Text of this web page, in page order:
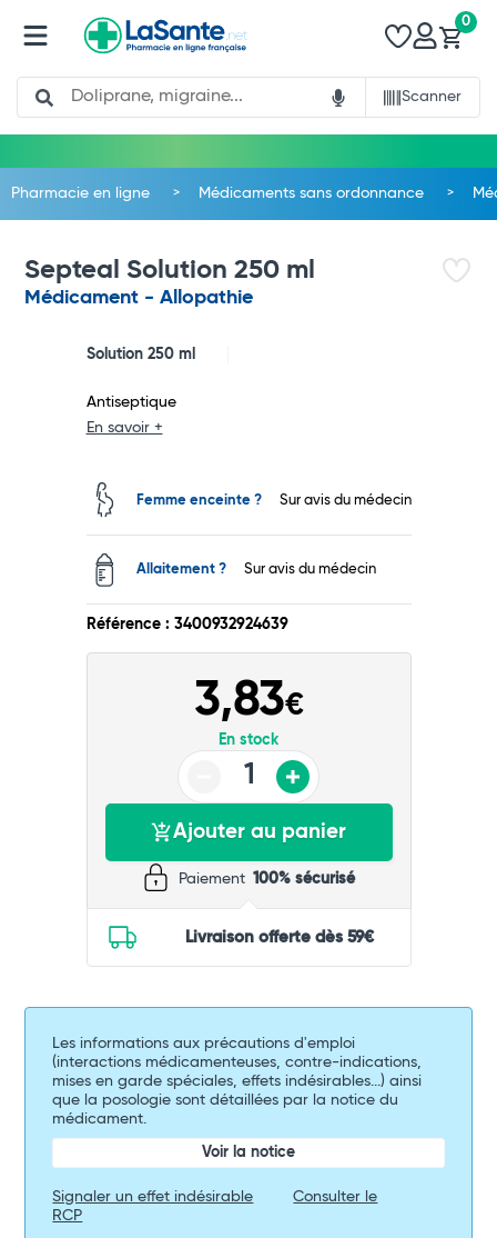
Search
Scanner
0
Commander
Pharmacie en ligne Médicaments sans ordonnance
Septeal Solution 250 ml
Médicament - Allopathie
Solution 250 ml
Antiseptique
En savoir +
Femme enceinte ? Sur avis du médecin
Allaitement ? Sur avis du médecin
Référence : 3400932924639
3,83€
En stock
Ajouter au panier
Paiement 100% sécurisé
Livraison offerte dès 59€
Les informations aux précautions d'emploi
(interactions médicamenteuses, contre-indications,
mises en garde spéciales, effets indésirables...) ainsi
que la posologie sont détaillées par la notice du
médicament.
Voir la notice
Signaler un effet indésirable
Consulter le
RCP